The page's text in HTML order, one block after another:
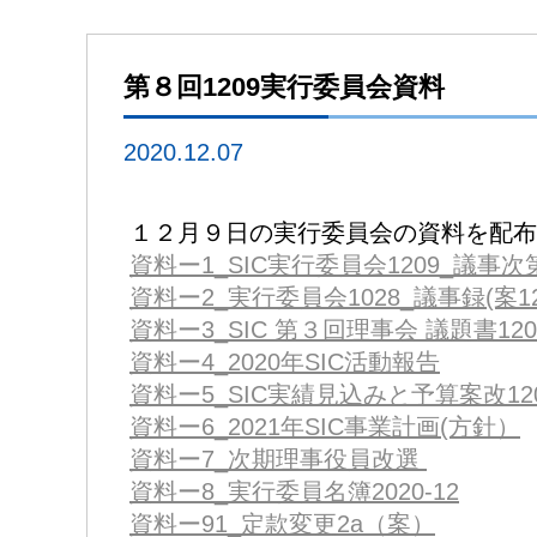
第８回1209実行委員会資料
2020.12.07
１２月９日の実行委員会の資料を配布
資料ー1_SIC実行委員会1209_議事次
資料ー2_実行委員会1028_議事録(案
資料ー3_SIC 第３回理事会 議題書
資料ー4_2020年SIC活動報告
資料ー5_SIC実績見込みと予算案改
資料ー6_2021年SIC事業計画(方針）
資料ー7_次期理事役員改選
資料ー8_実行委員名簿2020-12
資料ー91_定款変更2a（案）